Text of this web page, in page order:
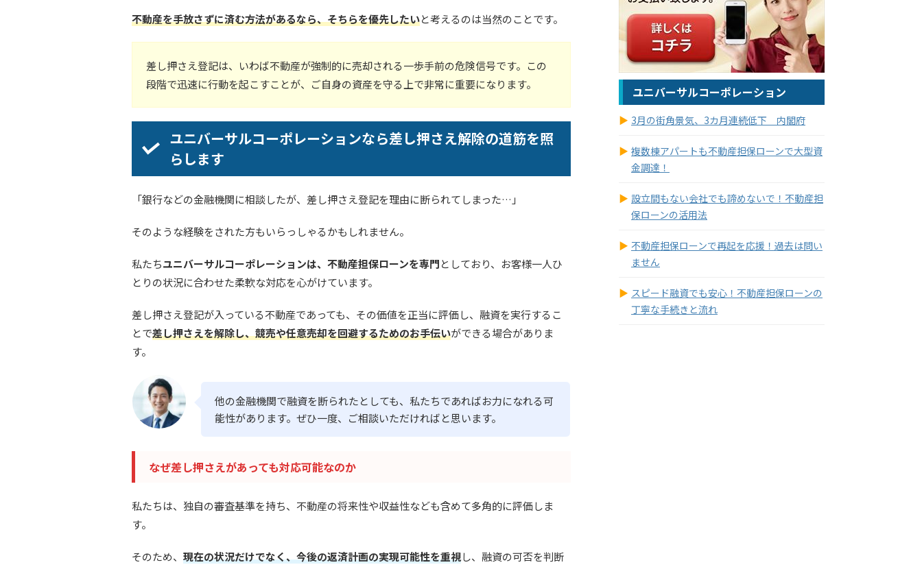
不動産を手放さずに済む方法があるなら、そちらを優先したいと考えるのは当然のことです。
差し押さえ登記は、いわば不動産が強制的に売却される一歩手前の危険信号です。この
段階で迅速に行動を起こすことが、ご自身の資産を守る上で非常に重要になります。
ユニバーサルコーポレーションなら差し押さえ解除の道筋を照
らします
「銀行などの金融機関に相談したが、差し押さえ登記を理由に断られてしまった…」
そのような経験をされた方もいらっしゃるかもしれません。
私たちユニバーサルコーポレーションは、不動産担保ローンを専門としており、お客様一人ひ
とりの状況に合わせた柔軟な対応を心がけています。
差し押さえ登記が入っている不動産であっても、その価値を正当に評価し、融資を実行するこ
とで差し押さえを解除し、競売や任意売却を回避するためのお手伝いができる場合がありま
す。
他の金融機関で融資を断られたとしても、私たちであればお力になれる可
能性があります。ぜひ一度、ご相談いただければと思います。
なぜ差し押さえがあっても対応可能なのか
私たちは、独自の審査基準を持ち、不動産の将来性や収益性なども含めて多角的に評価しま
す。
そのため、 現在の状況だけでなく、今後の返済計画の実現可能性を重視し、融資の可否を判断
ユニバーサルコーポレーション
3月の街角景気、3カ月連続低下 内閣府
複数棟アパートも不動産担保ローンで大型資
金調達！
設立間もない会社でも諦めないで！不動産担
保ローンの活用法
不動産担保ローンで再起を応援！過去は問い
ません
スピード融資でも安心！不動産担保ローンの
丁寧な手続きと流れ